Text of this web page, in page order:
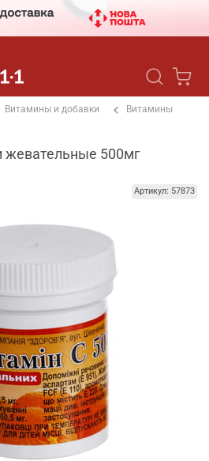
Витамины и добавки Витамины
жевательные 500мг
Артикул: 57873